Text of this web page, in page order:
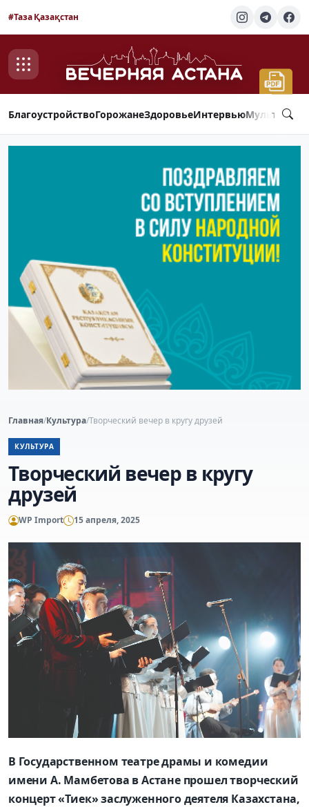
#Таза Қазақстан
БлагоустройствоГорожанеЗдоровьеИнтервью
Главная/Культура/Творческий вечер в кругу друзей
КУЛЬТУРА
Творческий вечер в кругу
друзей
WP Import 15 апреля, 2025
В Государственном театре драмы и комедии
имени А. Мамбетова в Астане прошел творческий
концерт «Тиек» заслуженного деятеля Казахстана,